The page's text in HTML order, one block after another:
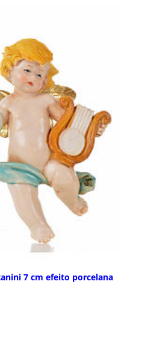
7 cm efeito porcelana